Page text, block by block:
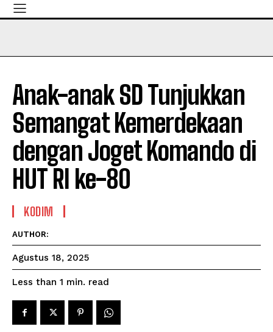
Anak-anak SD Tunjukkan
Semangat Kemerdekaan
dengan Joget Komando di
HUT RI ke-80
KODIM
AUTHOR:
Agustus 18, 2025
Less than 1 min. read